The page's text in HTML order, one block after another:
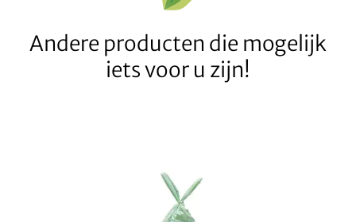
Andere producten die mogelijk
iets voor u zijn!